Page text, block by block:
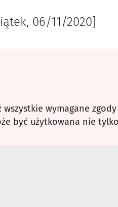
06/11/2020]
wszystkie wymagane
być użytkowana nie